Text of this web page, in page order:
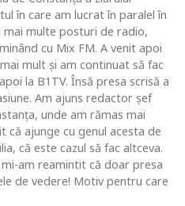
în care am lucrat în paralel în
mai multe posturi de radio,
cu Mix FM. A venit apoi
mult şi am continuat să fac
la B1TV. Însă presa scrisă a
Am ajuns redactor şef
unde am rămas mai
că ajunge cu genul acesta de
că este cazul să fac altceva.
mi-am reamintit că doar presa
de vedere! Motiv pentru care